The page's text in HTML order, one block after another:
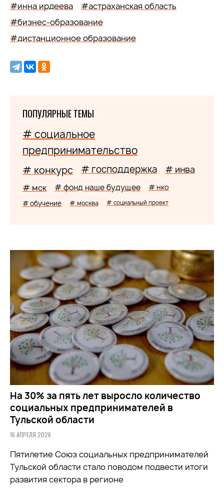
#инна ирдеева
#астраханская область
#бизнес-образование
#дистанционное образование
ПОПУЛЯРНЫЕ ТЕМЫ
# социальное
предпринимательство
# конкурс # господдержка # инва
# мск # фонд наше будущее # нко
# обучение # москва # социальный проект
На 30% за пять лет выросло количество
социальных предпринимателей в
Тульской области
16 АПРЕЛЯ 2026
Пятилетие Союз социальных предпринимателей
Тульской области стало поводом подвести итоги
развития сектора в регионе